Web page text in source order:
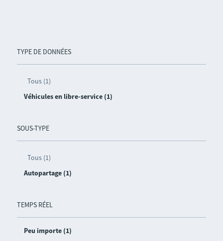
TYPE DE DONNÉES
Tous (1)
Véhicules en libre-service (1)
SOUS-TYPE
Tous (1)
Autopartage (1)
TEMPS RÉEL
Peu importe (1)